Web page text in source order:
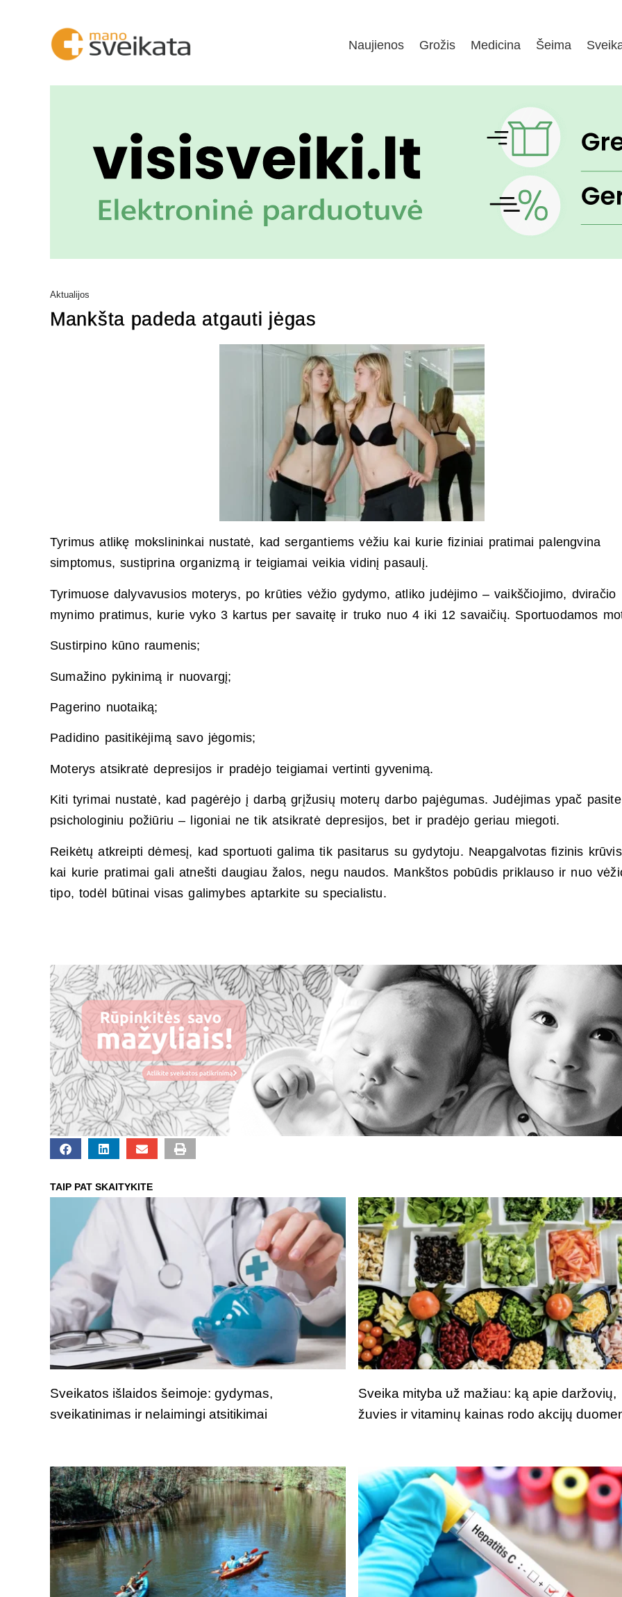
Naujienos Grožis Medicina Šeima
Aktualijos
Mankšta padeda atgauti jėgas
Tyrimus atlikę mokslininkai nustatė, kad sergantiems vėžiu kai kurie fiziniai pratimai palengvina
simptomus, sustiprina organizmą ir teigiamai veikia vidinį pasaulį.
Tyrimuose dalyvavusios moterys, po krūties vėžio gydymo, atliko judėjimo – vaikščiojimo, dviračio
mynimo pratimus, kurie vyko 3 kartus per savaitę ir truko nuo 4 iki 12 savaičių. Sportuodamos
Sustirpino kūno raumenis;
Sumažino pykinimą ir nuovargį;
Pagerino nuotaiką;
Padidino pasitikėjimą savo jėgomis;
Moterys atsikratė depresijos ir pradėjo teigiamai vertinti gyvenimą.
Kiti tyrimai nustatė, kad pagėrėjo į darbą grįžusių moterų darbo pajėgumas. Judėjimas ypač
psichologiniu požiūriu – ligoniai ne tik atsikratė depresijos, bet ir pradėjo geriau miegoti.
Reikėtų atkreipti dėmesį, kad sportuoti galima tik pasitarus su gydytoju. Neapgalvotas fizinis
kai kurie pratimai gali atnešti daugiau žalos, negu naudos. Mankštos pobūdis priklauso ir nuo
tipo, todėl būtinai visas galimybes aptarkite su specialistu.
TAIP PAT SKAITYKITE
Sveikatos išlaidos šeimoje: gydymas,
sveikatinimas ir nelaimingi atsitikimai
Sveika mityba už mažiau: ką apie daržovių,
žuvies ir vitaminų kainas rodo akcijų